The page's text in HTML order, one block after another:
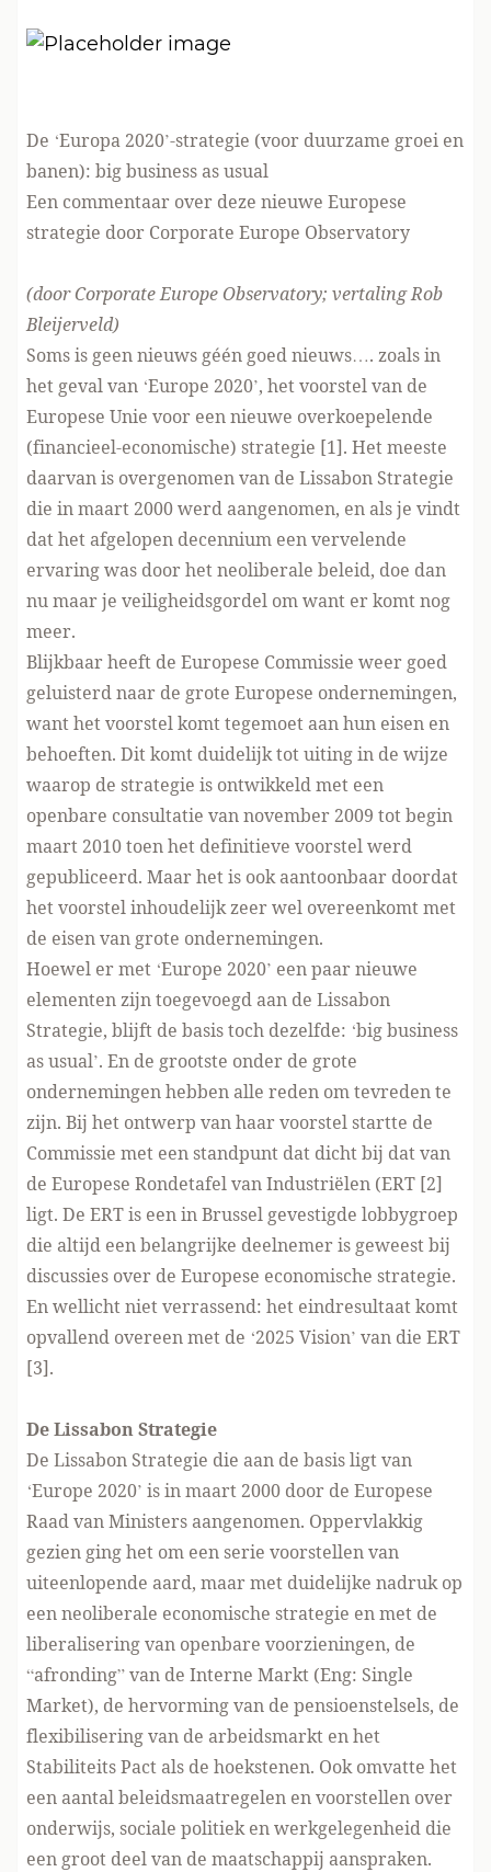
De ‘Europa 2020’-strategie (voor duurzame groei en
banen): big business as usual
Een commentaar over deze nieuwe Europese
strategie door Corporate Europe Observatory
(door Corporate Europe Observatory; vertaling Rob
Bleijerveld)
Soms is geen nieuws géén goed nieuws…. zoals in
het geval van ‘Europe 2020’, het voorstel van de
Europese Unie voor een nieuwe overkoepelende
(financieel-economische) strategie [1]. Het meeste
daarvan is overgenomen van de Lissabon Strategie
die in maart 2000 werd aangenomen, en als je vindt
dat het afgelopen decennium een vervelende
ervaring was door het neoliberale beleid, doe dan
nu maar je veiligheidsgordel om want er komt nog
meer.
Blijkbaar heeft de Europese Commissie weer goed
geluisterd naar de grote Europese ondernemingen,
want het voorstel komt tegemoet aan hun eisen en
behoeften. Dit komt duidelijk tot uiting in de wijze
waarop de strategie is ontwikkeld met een
openbare consultatie van november 2009 tot begin
maart 2010 toen het definitieve voorstel werd
gepubliceerd. Maar het is ook aantoonbaar doordat
het voorstel inhoudelijk zeer wel overeenkomt met
de eisen van grote ondernemingen.
Hoewel er met ‘Europe 2020’ een paar nieuwe
elementen zijn toegevoegd aan de Lissabon
Strategie, blijft de basis toch dezelfde: ‘big business
as usual’. En de grootste onder de grote
ondernemingen hebben alle reden om tevreden te
zijn. Bij het ontwerp van haar voorstel startte de
Commissie met een standpunt dat dicht bij dat van
de Europese Rondetafel van Industriëlen (ERT [2]
ligt. De ERT is een in Brussel gevestigde lobbygroep
die altijd een belangrijke deelnemer is geweest bij
discussies over de Europese economische strategie.
En wellicht niet verrassend: het eindresultaat komt
opvallend overeen met de ‘2025 Vision’ van die ERT
[3].
De Lissabon Strategie
De Lissabon Strategie die aan de basis ligt van
‘Europe 2020’ is in maart 2000 door de Europese
Raad van Ministers aangenomen. Oppervlakkig
gezien ging het om een serie voorstellen van
uiteenlopende aard, maar met duidelijke nadruk op
een neoliberale economische strategie en met de
liberalisering van openbare voorzieningen, de
“afronding” van de Interne Markt (Eng: Single
Market), de hervorming van de pensioenstelsels, de
flexibilisering van de arbeidsmarkt en het
Stabiliteits Pact als de hoekstenen. Ook omvatte het
een aantal beleidsmaatregelen en voorstellen over
onderwijs, sociale politiek en werkgelegenheid die
een groot deel van de maatschappij aanspraken.